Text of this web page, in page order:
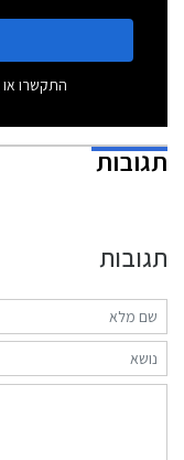
התקשרו או
תגובות
תגובות